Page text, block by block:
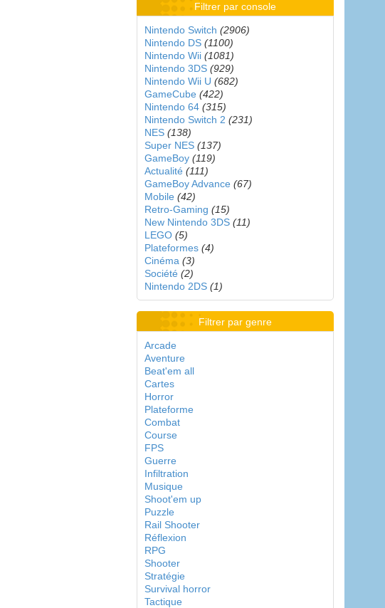
Filtrer par console
Nintendo Switch (2906)
Nintendo DS (1100)
Nintendo Wii (1081)
Nintendo 3DS (929)
Nintendo Wii U (682)
GameCube (422)
Nintendo 64 (315)
Nintendo Switch 2 (231)
NES (138)
Super NES (137)
GameBoy (119)
Actualité (111)
GameBoy Advance (67)
Mobile (42)
Retro-Gaming (15)
New Nintendo 3DS (11)
LEGO (5)
Plateformes (4)
Cinéma (3)
Société (2)
Nintendo 2DS (1)
Filtrer par genre
Arcade
Aventure
Beat'em all
Cartes
Horror
Plateforme
Combat
Course
FPS
Guerre
Infiltration
Musique
Shoot'em up
Puzzle
Rail Shooter
Réflexion
RPG
Shooter
Stratégie
Survival horror
Tactique